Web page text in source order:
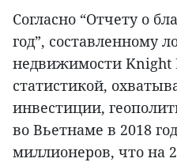
Согласно “Отчету о
год”, составленному
недвижимости Knight
статистикой,
инвестиции,
во Вьетнаме в 2018
миллионеров, что на